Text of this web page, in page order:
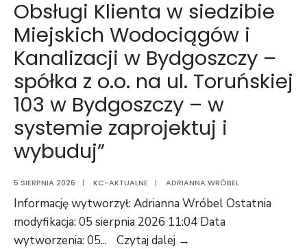
Obsługi Klienta w siedzibie
Miejskich Wodociągów i
Kanalizacji w Bydgoszczy –
spółka z o.o. na ul. Toruńskiej
103 w Bydgoszczy – w
systemie zaprojektuj i
wybuduj”
5 SIERPNIA 2026 | KC-AKTUALNE | ADRIANNA WRÓBEL
Informację wytworzył: Adrianna Wróbel Ostatnia
modyfikacja: 05 sierpnia 2026 11:04 Data
wytworzenia: 05... Czytaj dalej →